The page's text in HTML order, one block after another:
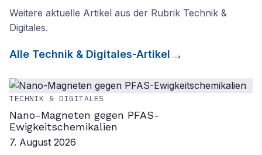
Weitere aktuelle Artikel aus der Rubrik Technik &
Digitales.
Alle Technik & Digitales-Artikel
TECHNIK & DIGITALES
Nano-Magneten gegen PFAS-
Ewigkeitschemikalien
7. August 2026